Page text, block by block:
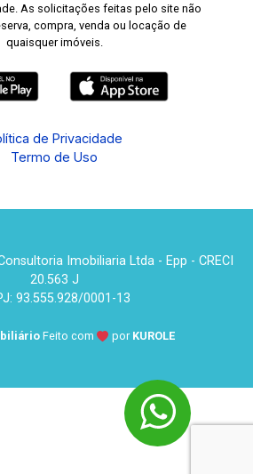
As solicitações feitas pelo site não
compra, venda ou locação de
quaisquer imóveis.
de Privacidade
Termo de Uso
Imobiliaria Ltda - Epp - CRECI
20.563 J
93.555.928/0001-13
Feito com por KUROLE